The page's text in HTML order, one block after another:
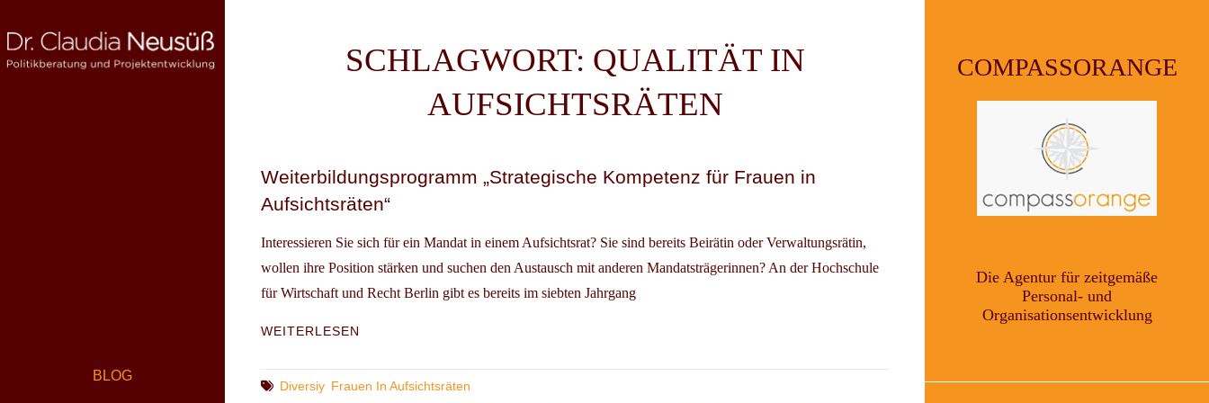
to
content
BLOG
SCHLAGWORT: QUALITÄT IN
AUFSICHTSRÄTEN
Weiterbildungsprogramm „Strategische Kompetenz für Frauen in
Aufsichtsräten“
Interessieren Sie sich für ein Mandat in einem Aufsichtsrat? Sie sind bereits Beirätin oder Verwaltungsrätin,
wollen ihre Position stärken und suchen den Austausch mit anderen Mandatsträgerinnen? An der Hochschule
für Wirtschaft und Recht Berlin gibt es bereits im siebten Jahrgang
WEITERLESEN
FÜR
Tags
Diversiy Frauen In Aufsichtsräten
COMPASSORANGE
Die Agentur für zeitgemäße
Personal- und
Organisationsentwicklung